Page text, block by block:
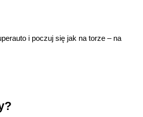
i poczuj się jak na torze – na